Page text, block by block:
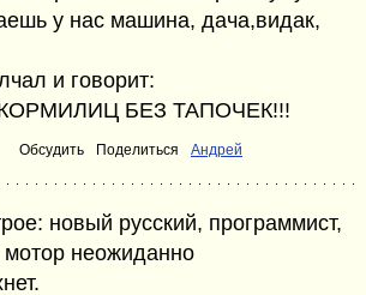
у нас машина, дача,видак,
и говорит:
БЕЗ ТАПОЧЕК!!!
Обсудить Поделиться Андрей
новый русский, программист,
мотор неожиданно